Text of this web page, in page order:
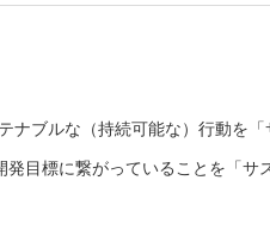
ブルな（持続可能な）行動を
目標に繋がっていることを「サ